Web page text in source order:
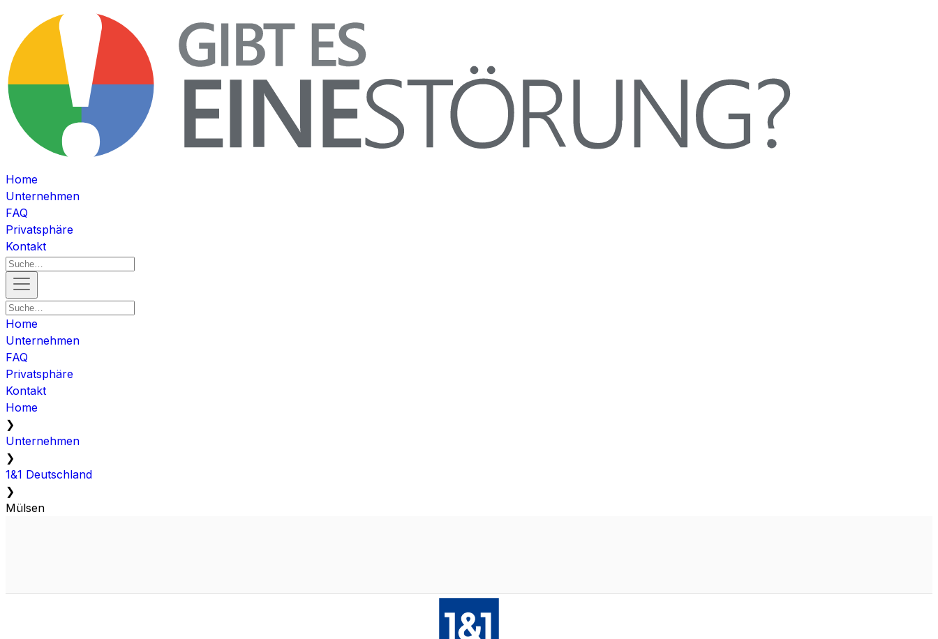
Home
Unternehmen
FAQ
Privatsphäre
Kontakt
Home
Unternehmen
FAQ
Privatsphäre
Kontakt
Home
❯
Unternehmen
❯
1&1 Deutschland
❯
Mülsen